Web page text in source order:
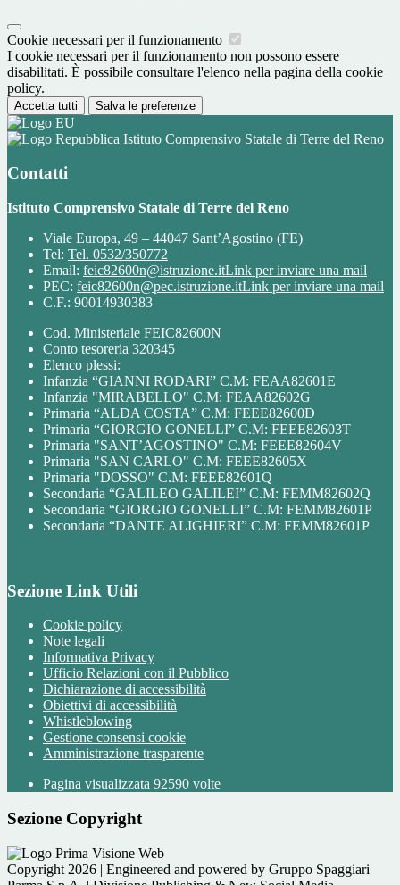
Cookie necessari per il funzionamento
I cookie necessari per il funzionamento non possono essere
disabilitati. È possibile consultare l'elenco nella pagina della cookie
policy.
Accetta tutti Salva le preferenze
Istituto Comprensivo Statale di Terre del Reno
Contatti
Istituto Comprensivo Statale di Terre del Reno
Viale Europa, 49 – 44047 Sant’Agostino (FE)
Tel: Tel. 0532/350772
Email: feic82600n@istruzione.itLink per inviare una mail
PEC: feic82600n@pec.istruzione.itLink per inviare una mail
C.F.: 90014930383
Cod. Ministeriale FEIC82600N
Conto tesoreria 320345
Elenco plessi:
Infanzia “GIANNI RODARI” C.M: FEAA82601E
Infanzia "MIRABELLO" C.M: FEAA82602G
Primaria “ALDA COSTA” C.M: FEEE82600D
Primaria “GIORGIO GONELLI” C.M: FEEE82603T
Primaria "SANT’AGOSTINO" C.M: FEEE82604V
Primaria "SAN CARLO" C.M: FEEE82605X
Primaria "DOSSO" C.M: FEEE82601Q
Secondaria “GALILEO GALILEI” C.M: FEMM82602Q
Secondaria “GIORGIO GONELLI” C.M: FEMM82601P
Secondaria “DANTE ALIGHIERI” C.M: FEMM82601P
Sezione Link Utili
Cookie policy
Note legali
Informativa Privacy
Ufficio Relazioni con il Pubblico
Dichiarazione di accessibilità
Obiettivi di accessibilità
Whistleblowing
Gestione consensi cookie
Amministrazione trasparente
Pagina visualizzata 92590 volte
Sezione Copyright
Copyright 2026 | Engineered and powered by Gruppo Spaggiari